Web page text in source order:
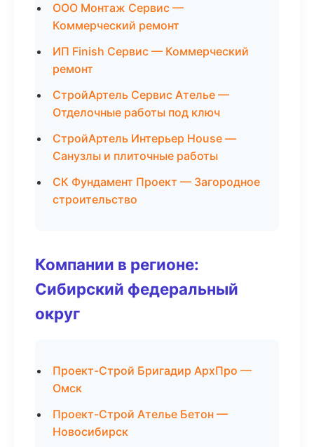
ООО Монтаж Сервис —
Коммерческий ремонт
ИП Finish Сервис — Коммерческий
ремонт
СтройАртель Сервис Ателье —
Отделочные работы под ключ
СтройАртель Интерьер House —
Санузлы и плиточные работы
СК Фундамент Проект — Загородное
строительство
Компании в регионе:
Сибирский федеральный
округ
Проект-Строй Бригадир АрхПро —
Омск
Проект-Строй Ателье Бетон —
Новосибирск